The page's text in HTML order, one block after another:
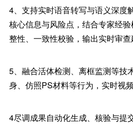
4、支持实时语音转写与语义深度
核心信息与风险点，结合专家经
整性、一致性校验，输出实时审查
5、融合活体检测、离框监测等技
身、仿照PS材料等行为，实时视频
4尽调成果自动化生成、核验与提